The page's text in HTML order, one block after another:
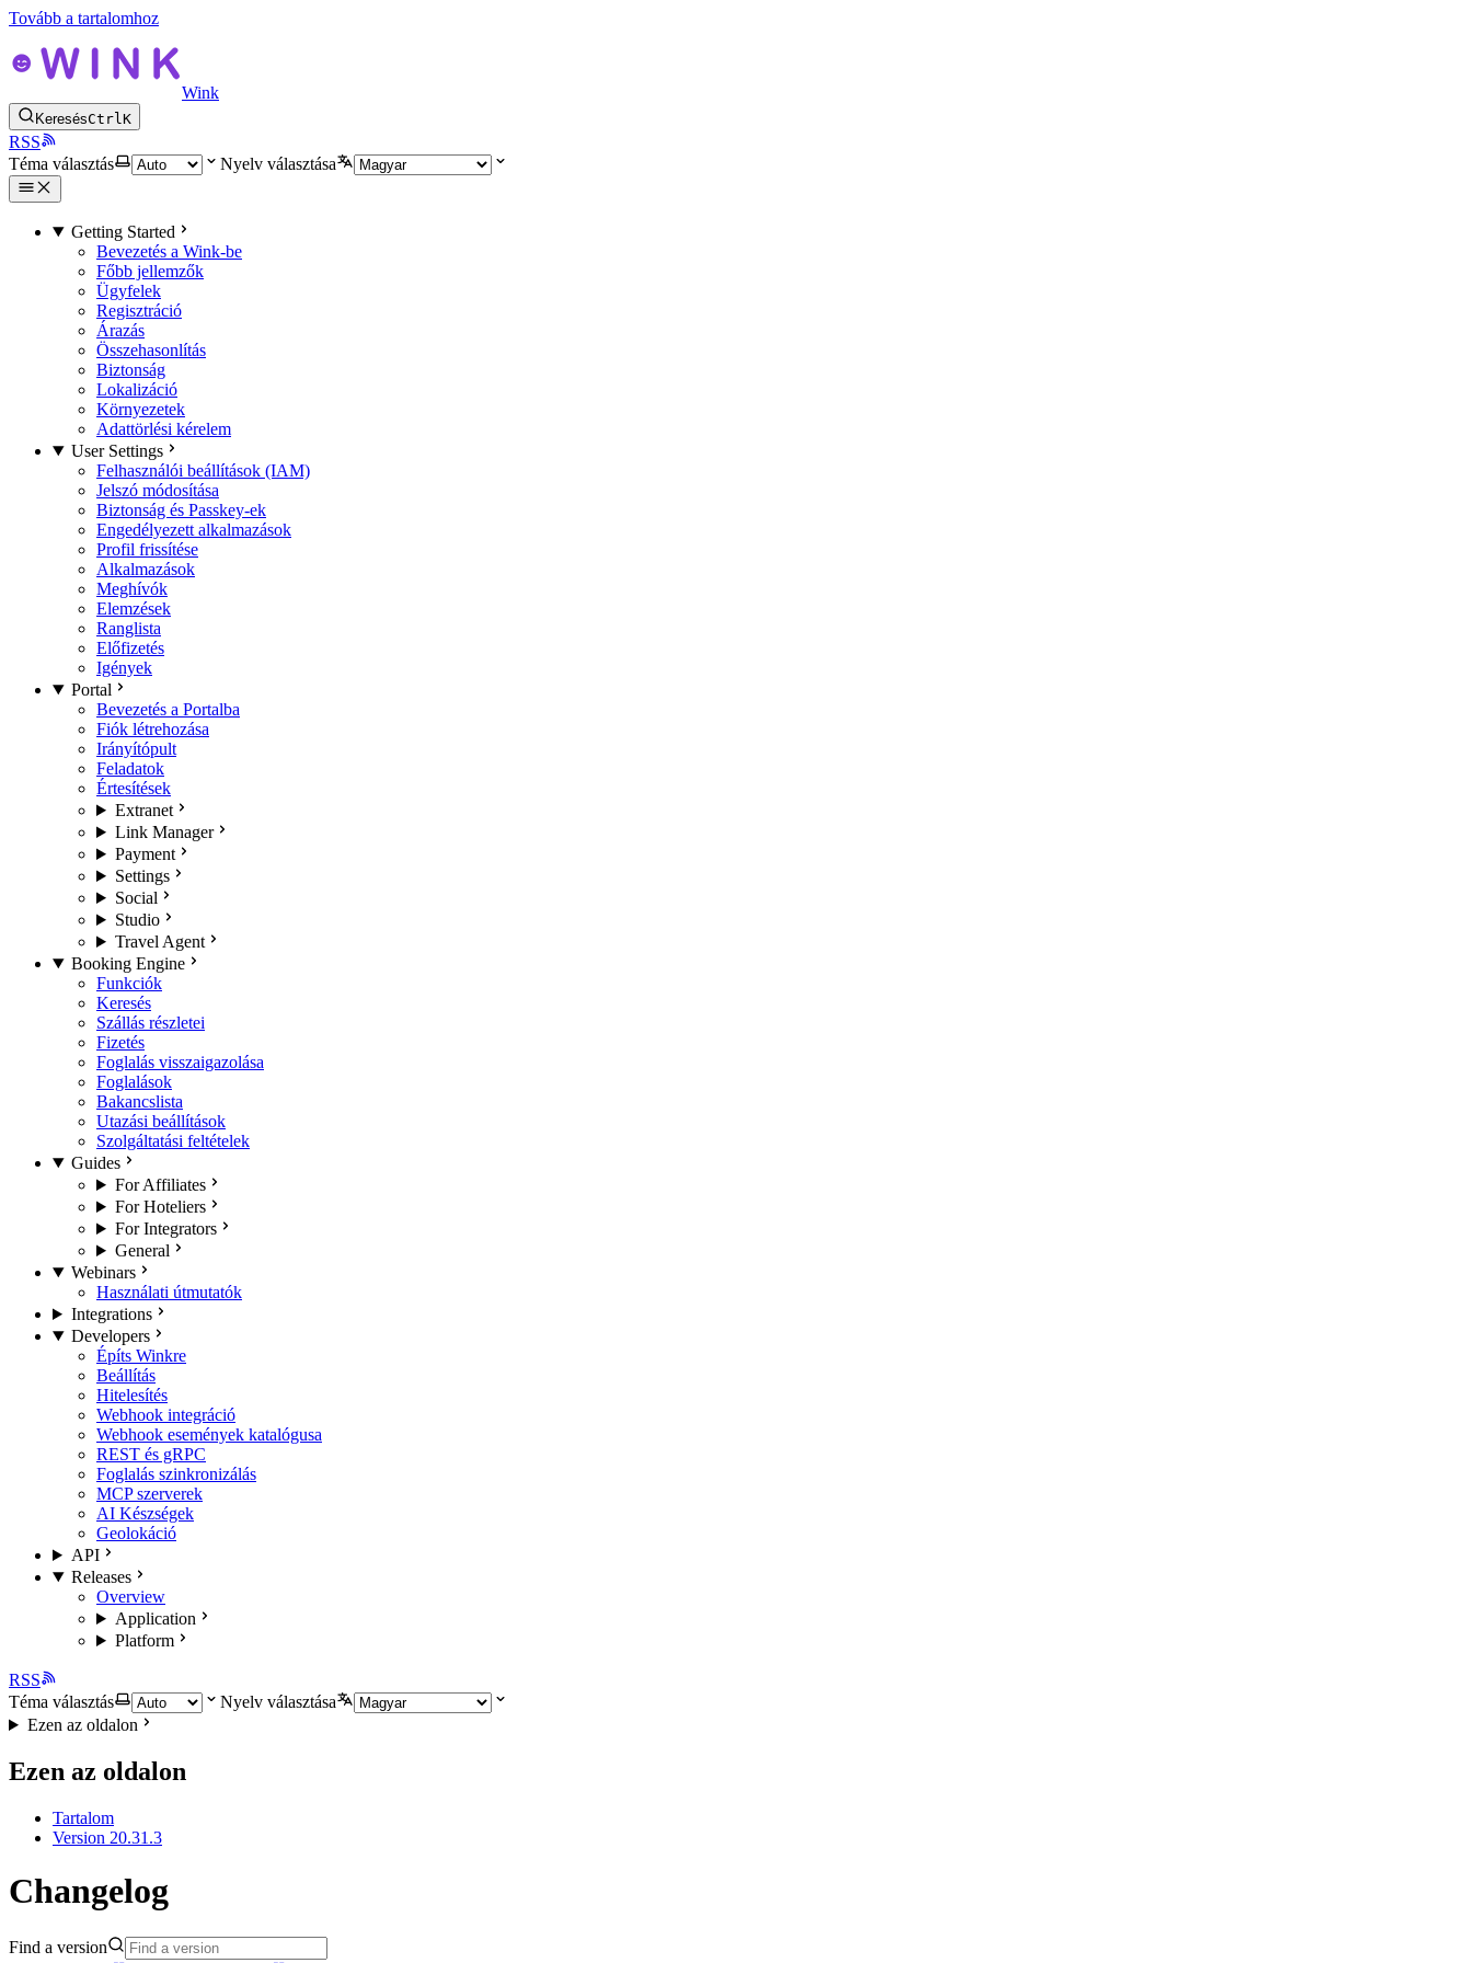
Tovább a tartalomhoz
Wink
KeresésCtrlK
RSS
Téma választás
Nyelv választása
Getting Started
Bevezetés a Wink-be
Főbb jellemzők
Ügyfelek
Regisztráció
Árazás
Összehasonlítás
Biztonság
Lokalizáció
Környezetek
Adattörlési kérelem
User Settings
Felhasználói beállítások (IAM)
Jelszó módosítása
Biztonság és Passkey-ek
Engedélyezett alkalmazások
Profil frissítése
Alkalmazások
Meghívók
Elemzések
Ranglista
Előfizetés
Igények
Portal
Bevezetés a Portalba
Fiók létrehozása
Irányítópult
Feladatok
Értesítések
Extranet
Link Manager
Payment
Settings
Social
Studio
Travel Agent
Booking Engine
Funkciók
Keresés
Szállás részletei
Fizetés
Foglalás visszaigazolása
Foglalások
Bakancslista
Utazási beállítások
Szolgáltatási feltételek
Guides
For Affiliates
For Hoteliers
For Integrators
General
Webinars
Használati útmutatók
Integrations
Developers
Építs Winkre
Beállítás
Hitelesítés
Webhook integráció
Webhook események katalógusa
REST és gRPC
Foglalás szinkronizálás
MCP szerverek
AI Készségek
Geolokáció
API
Releases
Overview
Application
Platform
RSS
Téma választás
Nyelv választása
Ezen az oldalon
Ezen az oldalon
Tartalom
Version 20.31.3
Changelog
Find a version